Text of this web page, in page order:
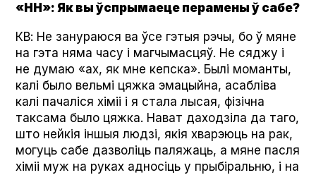
«НН»: Як вы ўспрымаеце перамены ў сабе?
КВ: Не занураюся ва ўсе гэтыя рэчы, бо ў мяне
на гэта няма часу і магчымасцяў. Не сяджу і
не думаю «ах, як мне кепска». Былі моманты,
калі было вельмі цяжка эмацыйна, асабліва
калі пачаліся хіміі і я стала лысая, фізічна
таксама было цяжка. Нават даходзіла да таго,
што нейкія іншыя людзі, якія хварэюць на рак,
могуць сабе дазволіць паляжаць, а мяне пасля
хіміі муж на руках адносіць у прыбіральню, і на